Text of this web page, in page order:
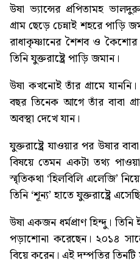
উষা ভ্যান্সের প্রপিতামহ
গ্রাম ছেড়ে চেন্নাই শহরে পাড়ি
রাধাকৃষ্ণানের শৈশব ও
তিনি যুক্তরাষ্ট্রে পাড়ি জমান।
উষা কখনোই তাঁর গ্রামে
বছর তিনেক আগে তাঁর বাবা
অবস্থা দেখে যান।
যুক্তরাষ্ট্রে যাওয়ার পর উষার
বিষয়ে তেমন একটা তথ্য
স্মৃতিকথা ‘হিলবিলি এলেজি’
তিনি ‘শূন্য’ হাতে যুক্তরাষ্ট্রে
উষা একজন ধর্মপ্রাণ হিন্দু। তিনি
পড়াশোনা করেছেন। ২০১৪
বিয়ে করেন। এই দম্পতির তিনটি